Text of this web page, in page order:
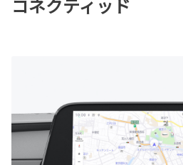
コネクティッド